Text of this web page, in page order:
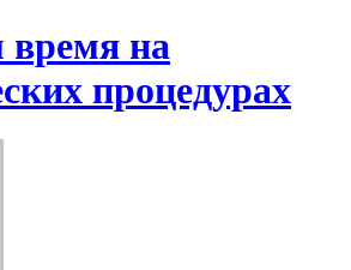
на
процедурах